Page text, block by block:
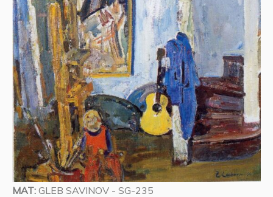
MAT: GLEB SAVINOV - SG-235